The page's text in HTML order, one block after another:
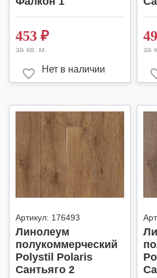
453 ₽
за кв. м.
Нет в наличии
за
Артикул: 176493
Линолеум
полукоммерческий
Polystil Polaris
Сантьяго 2